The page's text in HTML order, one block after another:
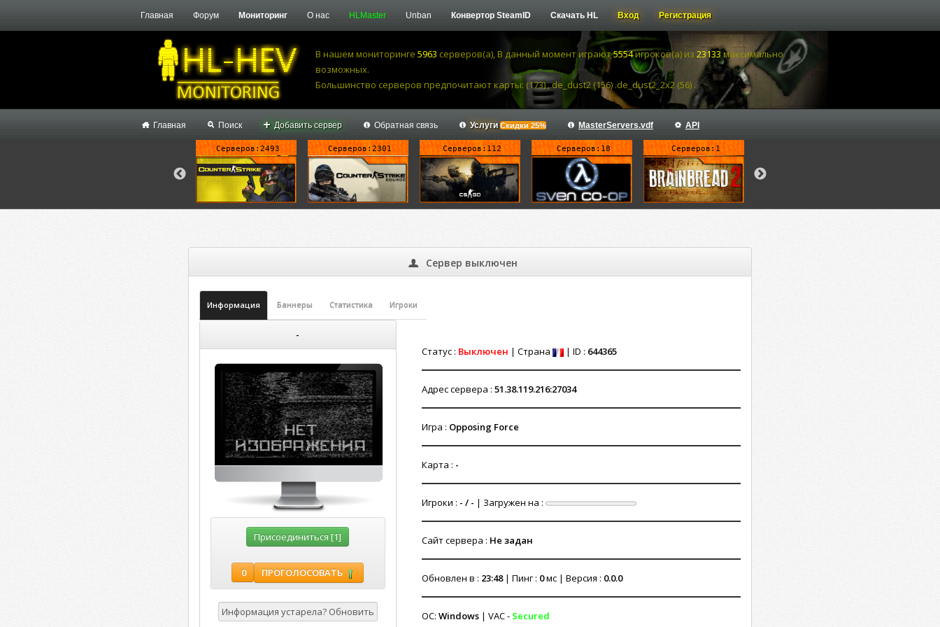
Главная Форум Мониторинг О нас HLMaster Unban Конвертор SteamID Скачать HL Вход Регистрация
В нашем мониторинге 5963 серверов(а), В данный момент играют5554игроков(а) из 23133максимально
возможных.
Большинство серверов предпочитают карты: (173) , de_dust2 (156) .de_dust2_2x2 (56) .
Главная Поиск Добавить сервер Обратная связь УслугиСкидки 25% MasterServers.vdf API
Серверов:2493 Серверов:2301 Серверов:112 Серверов:18 Серверов:1
Сервер выключен
Информация Баннеры Статистика Игроки
-
Присоединиться [1]
0 ПРОГОЛОСОВАТЬ
Статус : Выключен | Страна | ID : 644365
Адрес сервера : 51.38.119.216:27034
Игра : Opposing Force
Карта : -
Игроки : - / - | Загружен на :
Сайт сервера : Не задан
Обновлен в : 23:48| Пинг : 0мс | Версия : 0.0.0
ОС: Windows| VAC - Secured